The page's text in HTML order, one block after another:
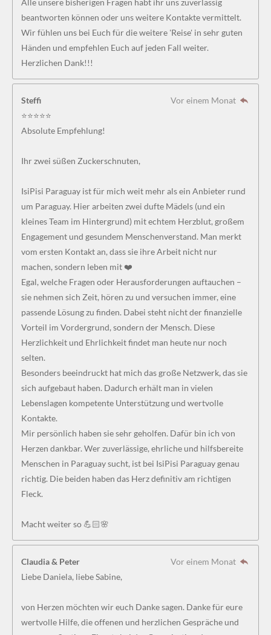
Alle unsere bisherigen Fragen habt ihr uns zuverlässig
beantworten können oder uns weitere Kontakte vermittelt.
Wir fühlen uns bei Euch für die weitere 'Reise' in sehr guten
Händen und empfehlen Euch auf jeden Fall weiter.
Herzlichen Dank!!!
Steffi
Vor einem Monat
⭐⭐⭐⭐⭐
Absolute Empfehlung!
Ihr zwei süßen Zuckerschnuten,
IsiPisi Paraguay ist für mich weit mehr als ein Anbieter rund
um Paraguay. Hier arbeiten zwei dufte Mädels (und ein
kleines Team im Hintergrund) mit echtem Herzblut, großem
Engagement und gesundem Menschenverstand. Man merkt
vom ersten Kontakt an, dass sie ihre Arbeit nicht nur
machen, sondern leben mit ❤️
Egal, welche Fragen oder Herausforderungen auftauchen –
sie nehmen sich Zeit, hören zu und versuchen immer, eine
passende Lösung zu finden. Dabei steht nicht der finanzielle
Vorteil im Vordergrund, sondern der Mensch. Diese
Herzlichkeit und Ehrlichkeit findet man heute nur noch
selten.
Besonders beeindruckt hat mich das große Netzwerk, das sie
sich aufgebaut haben. Dadurch erhält man in vielen
Lebenslagen kompetente Unterstützung und wertvolle
Kontakte.
Mir persönlich haben sie sehr geholfen. Dafür bin ich von
Herzen dankbar. Wer zuverlässige, ehrliche und hilfsbereite
Menschen in Paraguay sucht, ist bei IsiPisi Paraguay genau
richtig. Die beiden haben das Herz definitiv am richtigen
Fleck.
Macht weiter so 💪🏻🌸
Claudia & Peter
Vor einem Monat
Liebe Daniela, liebe Sabine,
von Herzen möchten wir euch Danke sagen. Danke für eure
wertvolle Hilfe, die offenen und herzlichen Gespräche und